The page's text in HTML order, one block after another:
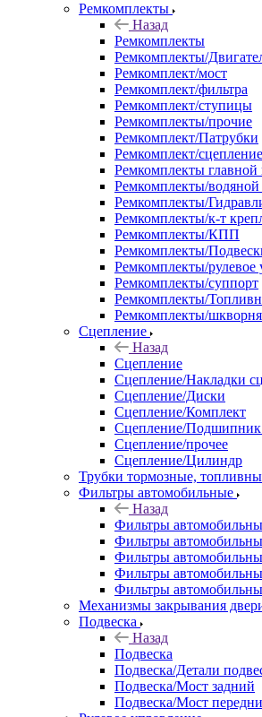
Ремкомплекты
Назад
Ремкомплекты
Ремкомплекты/
Ремкомплект/мост
Ремкомплект/фильтра
Ремкомплект/ступицы
Ремкомплекты/прочие
Ремкомплект/Патрубки
Ремкомплект/
Ремкомплекты главной
Ремкомплекты/водяной
Ремкомплекты/
Ремкомплекты/к-т
Ремкомплекты/КПП
Ремкомплекты/
Ремкомплекты/рулевое
Ремкомплекты/суппорт
Ремкомплекты/
Ремкомплекты/шкворня
Сцепление
Назад
Сцепление
Сцепление/Накладки
Сцепление/Диски
Сцепление/Комплект
Сцепление/
Сцепление/прочее
Сцепление/Цилиндр
Трубки тормозные,
Фильтры автомобильные
Назад
Фильтры
Фильтры
Фильтры
Фильтры
Фильтры
Механизмы закрывания
Подвеска
Назад
Подвеска
Подвеска/Детали
Подвеска/Мост задний
Подвеска/Мост